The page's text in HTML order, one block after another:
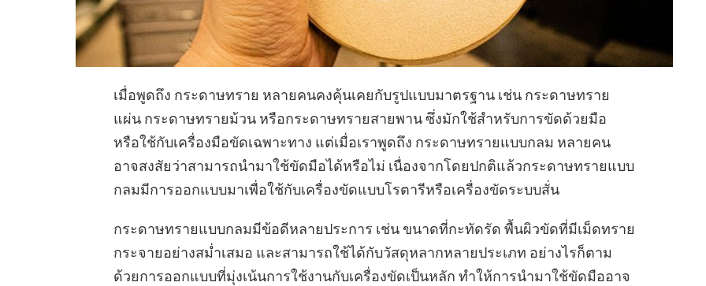
เมื่อพูดถึง กระดาษทราย หลายคนคงคุ้นเคยกับรูปแบบมาตรฐาน เช่น กระดาษทราย
แผ่น กระดาษทรายม้วน หรือกระดาษทรายสายพาน ซึ่งมักใช้สำหรับการขัดด้วยมือ
หรือใช้กับเครื่องมือขัดเฉพาะทาง แต่เมื่อเราพูดถึง กระดาษทรายแบบกลม หลายคน
อาจสงสัยว่าสามารถนำมาใช้ขัดมือได้หรือไม่ เนื่องจากโดยปกติแล้วกระดาษทรายแบบ
กลมมีการออกแบบมาเพื่อใช้กับเครื่องขัดแบบโรตารีหรือเครื่องขัดระบบสั่น
กระดาษทรายแบบกลมมีข้อดีหลายประการ เช่น ขนาดที่กะทัดรัด พื้นผิวขัดที่มีเม็ดทราย
กระจายอย่างสม่ำเสมอ และสามารถใช้ได้กับวัสดุหลากหลายประเภท อย่างไรก็ตาม
ด้วยการออกแบบที่มุ่งเน้นการใช้งานกับเครื่องขัดเป็นหลัก ทำให้การนำมาใช้ขัดมืออาจ